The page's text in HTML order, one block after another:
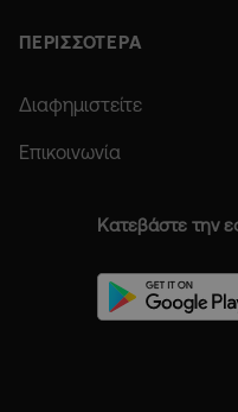
ΠΕΡΙΣΣΟΤΕΡΑ
Διαφημιστείτε
Επικοινωνία
Κατεβάστε την